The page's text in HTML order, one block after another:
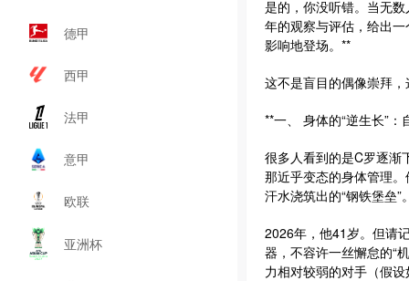
德甲
西甲
法甲
意甲
欧联
亚洲杯
是的，你没听错。当无
年的观察与评估，给出
影响地登场。**
这不是盲目的偶像崇拜
**一、 身体的“逆生长”
很多人看到的是C罗逐渐
那近乎变态的身体管理
汗水浇筑出的“钢铁堡垒”
2026年，他41岁。但请
器，不容许一丝懈怠的“
力相对较弱的对手（假